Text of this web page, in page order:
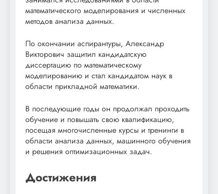
математического моделирования и численных
методов анализа данных.
По окончании аспирантуры, Александр
Викторович защитил кандидатскую
диссертацию по математическому
моделированию и стал кандидатом наук в
области прикладной математики.
В последующие годы он продолжал проходить
обучение и повышать свою квалификацию,
посещая многочисленные курсы и тренинги в
области анализа данных, машинного обучения
и решения оптимизационных задач.
Достижения